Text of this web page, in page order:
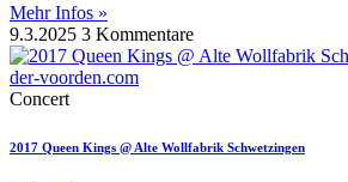
Mehr Infos »
9.3.2025 3 Kommentare
Concert
2017 Queen Kings @ Alte Wollfabrik Schwetzingen